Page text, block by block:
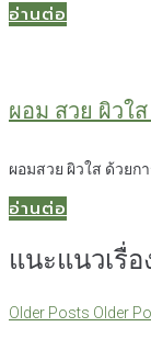
อ่านต่อ
ผอม สวย ผิวใ
ผอมสวย ผิวใส ด้วยกา
อ่านต่อ
แนะแนวเรื่อ
Older Posts Older